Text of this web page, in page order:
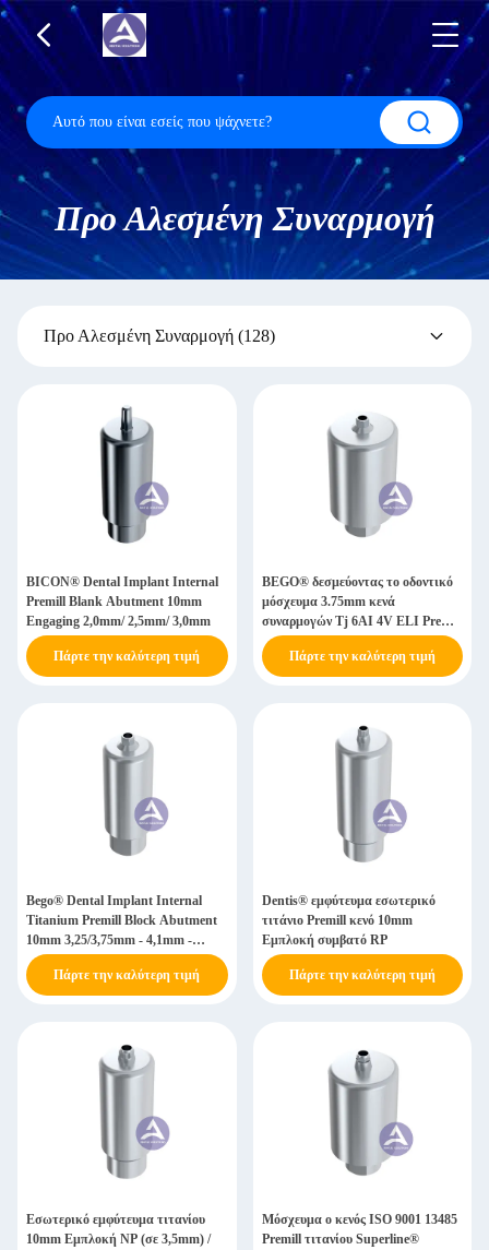
Προ Αλεσμένη Συναρμογή
Προ Αλεσμένη Συναρμογή (128)
BICON® Dental Implant Internal
Premill Blank Abutment 10mm
Engaging 2,0mm/ 2,5mm/ 3,0mm
Πάρτε την καλύτερη τιμή
BEGO® δεσμεύοντας το οδοντικό
μόσχευμα 3.75mm κενά
συναρμογών Tj 6AI 4V ELI Premill
4.1mm 4.5mm
Πάρτε την καλύτερη τιμή
Bego® Dental Implant Internal
Titanium Premill Block Abutment
10mm 3,25/3,75mm - 4,1mm -
4,5mm - 5,5mm
Πάρτε την καλύτερη τιμή
Dentis® εμφύτευμα εσωτερικό
τιτάνιο Premill κενό 10mm
Εμπλοκή συμβατό RP
Πάρτε την καλύτερη τιμή
Εσωτερικό εμφύτευμα τιτανίου
10mm Εμπλοκή NP (σε 3,5mm) /
Μόσχευμα ο κενός ISO 9001 13485
Premill τιτανίου Superline®